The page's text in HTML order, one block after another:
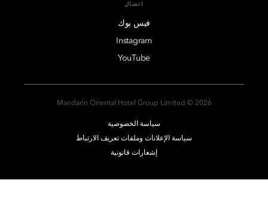
اتصال
فيس بوك
Instagram
YouTube
2026 © Mandarin Oriental Hotel Group Limited
سياسة الخصوصية
سياسة الإعلانات وملفات تعريف الارتباط
إشعارات قانونية